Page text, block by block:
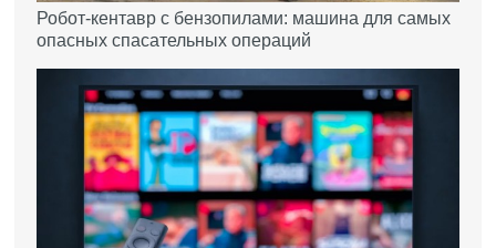
Робот-кентавр с бензопилами: машина для самых
опасных спасательных операций